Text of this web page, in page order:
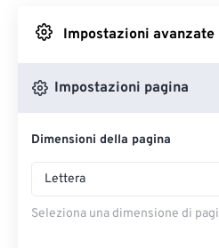
Da
Impostazioni
Impostazioni pagina
Dimensioni della pagina
Lettera
Seleziona una dimensione di